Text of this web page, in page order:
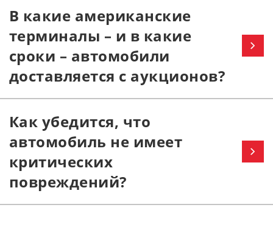
В какие американские
терминалы – и в какие
сроки – автомобили
доставляется с аукционов?
Как убедится, что
автомобиль не имеет
критических
повреждений?